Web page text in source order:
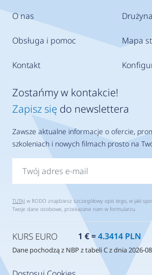
O nas
Obsługa i pomoc
Kontakt
Mapa
Zostańmy w kontakcie!
Zapisz się do newslettera
Zawsze aktualne informacje o ofercie,
szkoleniach i nowych filmach prosto na
TUTAJ w RODO znajdziesz szczegółowy opis tego, w jaki
Twoje dane osobowe, przekazane nam w formularzu.
KURS EURO 1 € =4.3414 PLN
Dane pochodzą z NBP z tabeli C z dnia 2026-